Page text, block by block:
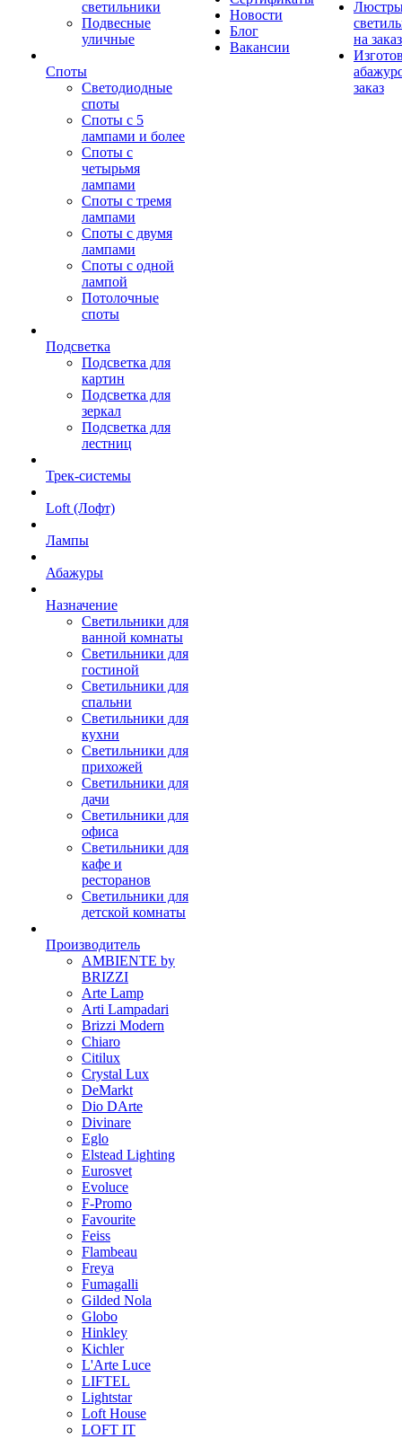
светильники
Подвесные
уличные
Споты
Светодиодные
споты
Споты с 5
лампами и более
Споты с
четырьмя
лампами
Споты с тремя
лампами
Споты с двумя
лампами
Споты с одной
лампой
Потолочные
споты
Подсветка
Подсветка для
картин
Подсветка для
зеркал
Подсветка для
лестниц
Трек-системы
Loft (Лофт)
Лампы
Абажуры
Назначение
Светильники для
ванной комнаты
Светильники для
гостиной
Светильники для
спальни
Светильники для
кухни
Светильники для
прихожей
Светильники для
дачи
Светильники для
офиса
Светильники для
кафе и
ресторанов
Светильники для
детской комнаты
Производитель
AMBIENTE by
BRIZZI
Arte Lamp
Arti Lampadari
Brizzi Modern
Chiaro
Citilux
Crystal Lux
DeMarkt
Dio DArte
Divinare
Eglo
Elstead Lighting
Eurosvet
Evoluce
F-Promo
Favourite
Feiss
Flambeau
Freya
Fumagalli
Gilded Nola
Globo
Hinkley
Kichler
L'Arte Luce
LIFTEL
Lightstar
Loft House
LOFT IT
Новости
Блог
Вакансии
на заказ
заказ